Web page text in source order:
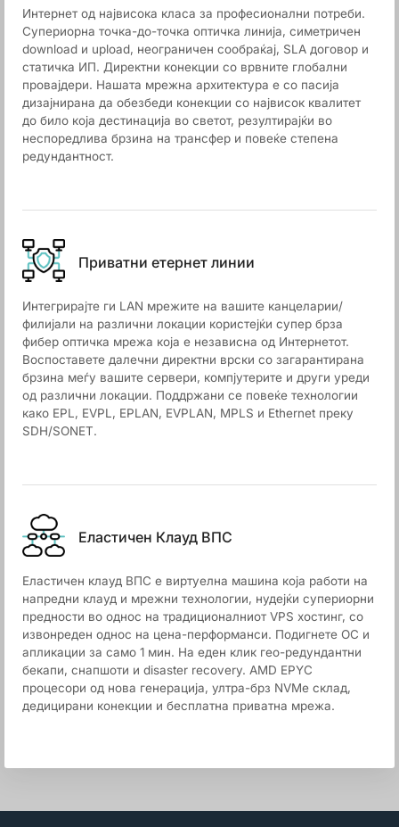
Интернет од највисока класа за професионални потреби.
Супериорна точка-до-точка оптичка линија, симетричен
download и upload, неограничен сообраќај, SLA договор и
статичка ИП. Директни конекции со врвните глобални
провајдери. Нашата мрежна архитектура е со пасија
дизајнирана да обезбеди конекции со највисок квалитет
до било која дестинација во светот, резултирајќи во
неспоредлива брзина на трансфер и повеќе степена
редундантност.
Приватни етернет линии
Интегрирајте ги LAN мрежите на вашите канцеларии/
филијали на различни локации користејќи супер брза
фибер оптичка мрежа која е независна од Интернетот.
Воспоставете далечни директни врски со загарантирана
брзина меѓу вашите сервери, компјутерите и други уреди
од различни локации. Поддржани се повеќе технологии
како EPL, EVPL, EPLAN, EVPLAN, MPLS и Ethernet преку
SDH/SONET.
Еластичен Клауд ВПС
Еластичен клауд ВПС е виртуелна машина која работи на
напредни клауд и мрежни технологии, нудејќи супериорни
предности во однос на традиционалниот VPS хостинг, со
извонреден однос на цена-перформанси. Подигнете ОС и
апликации за само 1 мин. На еден клик гео-редундантни
бекапи, снапшоти и disaster recovery. AMD EPYC
процесори од нова генерација, ултра-брз NVMe склад,
дедицирани конекции и бесплатна приватна мрежа.